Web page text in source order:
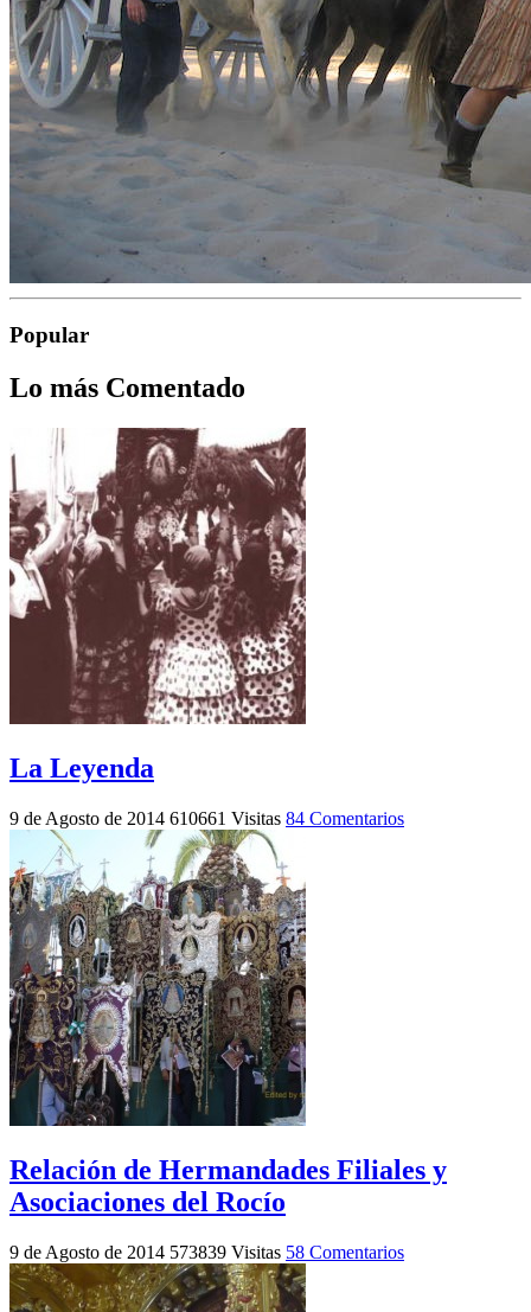
Popular
Lo más Comentado
La Leyenda
9 de Agosto de 2014 610661 Visitas 84 Comentarios
Relación de Hermandades Filiales y
Asociaciones del Rocío
9 de Agosto de 2014 573839 Visitas 58 Comentarios